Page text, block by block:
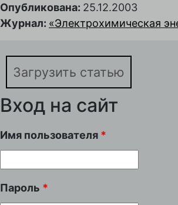
Опубликована: 25.12.2003
Журнал: «Электрохимическая
Загрузить статью
Вход на сайт
Имя пользователя *
Пароль *